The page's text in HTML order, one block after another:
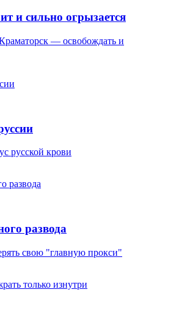
и сильно огрызается
— освобождать и
русской крови
развода
свою "главную прокси"